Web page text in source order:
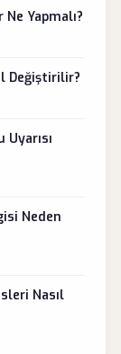
Yapmalı?
Değiştirilir?
Neden
Nasıl